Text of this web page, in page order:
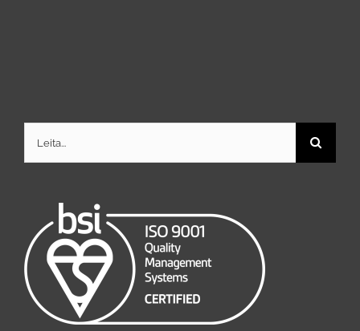
Search
for: